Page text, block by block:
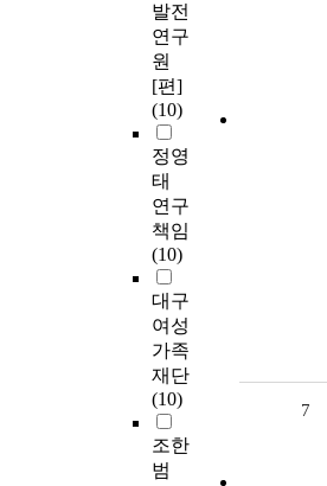
발전
연구
원
[편]
(10)
정영
태
연구
책임
(10)
대구
여성
가족
재단
(10)
조한
범
7